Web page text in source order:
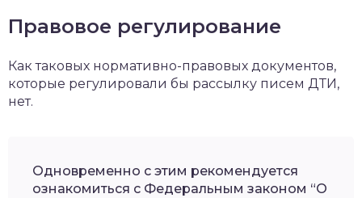
Правовое регулирование
Как таковых нормативно-правовых документов,
которые регулировали бы рассылку писем ДТИ,
нет.
Одновременно с этим рекомендуется
ознакомиться с Федеральным законом “О